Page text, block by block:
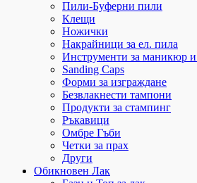
Пили-Буферни пили
Клещи
Ножички
Накрайници за ел. пила
Инструменти за маникюр и
Sanding Caps
Форми за изграждане
Безвлакнести тампони
Продукти за стампинг
Ръкавици
Омбре Гъби
Четки за прах
Други
Обикновен Лак